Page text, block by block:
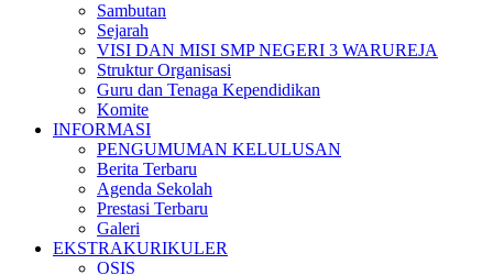
Sambutan
Sejarah
VISI DAN MISI SMP NEGERI 3 WARUREJA
Struktur Organisasi
Guru dan Tenaga Kependidikan
Komite
INFORMASI
PENGUMUMAN KELULUSAN
Berita Terbaru
Agenda Sekolah
Prestasi Terbaru
Galeri
EKSTRAKURIKULER
OSIS